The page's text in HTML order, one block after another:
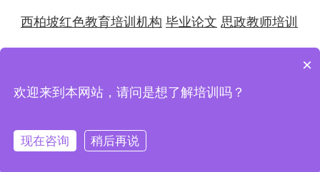
西柏坡红色教育培训机构 毕业论文 思政教师培训
© 版权2026年西柏坡红色教育 | 干部培训学院-全国党性
Powered by
×
欢迎来到本网站，请问是想了解培训吗？
现在咨询
稍后再说
在线咨询